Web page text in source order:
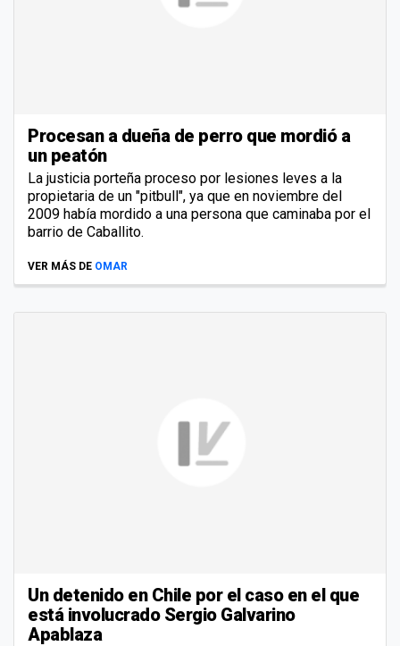
Procesan a dueña de perro que mordió a
un peatón
La justicia porteña proceso por lesiones leves a la
propietaria de un "pitbull", ya que en noviembre del
2009 había mordido a una persona que caminaba por el
barrio de Caballito.
VER MÁS DE OMAR
Un detenido en Chile por el caso en el que
está involucrado Sergio Galvarino
Apablaza